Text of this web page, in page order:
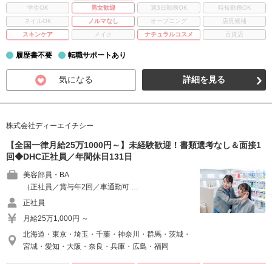
学生OK
男女歓迎 週3日勤務OK
時短勤務OK
ネイルOK
ノルマなし オープニング
店長候補
スキンケア
メイク ナチュラルコスメ 百貨店
履歴書不要 転職サポートあり
気になる 詳細を見る
株式会社ディーエイチシー
【全国一律月給25万1000円～】未経験歓迎！書類選考なし＆面接1
回◆DHC正社員／年間休日131日
美容部員・BA
（正社員／賞与年2回／車通勤可 …
正社員
月給25万1,000円 ～
北海道・東京・埼玉・千葉・神奈川・群馬・茨城・
宮城・愛知・大阪・奈良・兵庫・広島・福岡